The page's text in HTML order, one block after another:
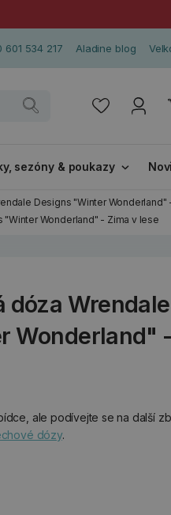
601 534 217 Aladine blog
sezóny & poukazy
Designs "Winter Wonderland"
Wonderland" - Zima v lese
dóza Wrendale
Wonderland" -
ale podívejte se na další
dózy.